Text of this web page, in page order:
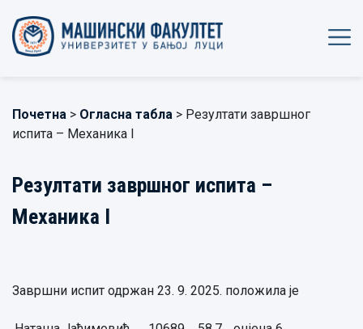
Почетна > Огласна табла > Резултати завршног
испита – Механика I
Резултати завршног испита –
Механика I
Завршни испит одржан 23. 9. 2025. положила је